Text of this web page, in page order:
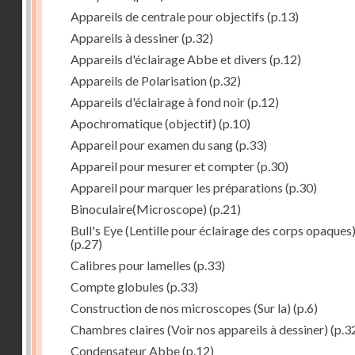
Appareils de centrale pour objectifs (p.13)
Appareils à dessiner(p.32)
Appareils d'éclairage Abbe et divers (p.12)
Appareils de Polarisation(p.32)
Appareils d'éclairage à fond noir(p.12)
Apochromatique (objectif) (p.10)
Appareil pour examen du sang(p.33)
Appareil pour mesurer et compter(p.30)
Appareil pour marquer les préparations (p.30)
Binoculaire(Microscope) (p.21)
Bull's Eye (Lentille pour éclairage des corps opaques)
(p.27)
Calibres pour lamelles (p.33)
Compte globules (p.33)
Construction de nos microscopes (Sur la) (p.6)
Chambres claires (Voir nos appareils à dessiner)
Condensateur Abbe(p.12)